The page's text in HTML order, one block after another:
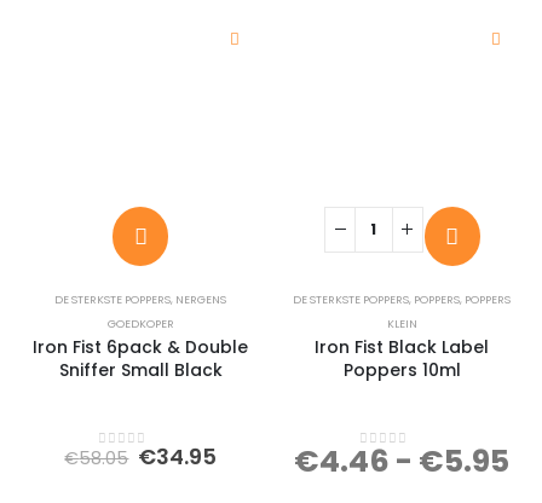
DE STERKSTE POPPERS, NERGENS
GOEDKOPER
Iron Fist 6pack & Double
Sniffer Small Black
0out of 5
€58.05 Oorspronkelijke
€34.95Huidige
DE STERKSTE POPPERS, POPPERS, POPPERS
KLEIN
Iron Fist Black Label
Poppers 10ml
0 out of 5
€4.46 - €5.95